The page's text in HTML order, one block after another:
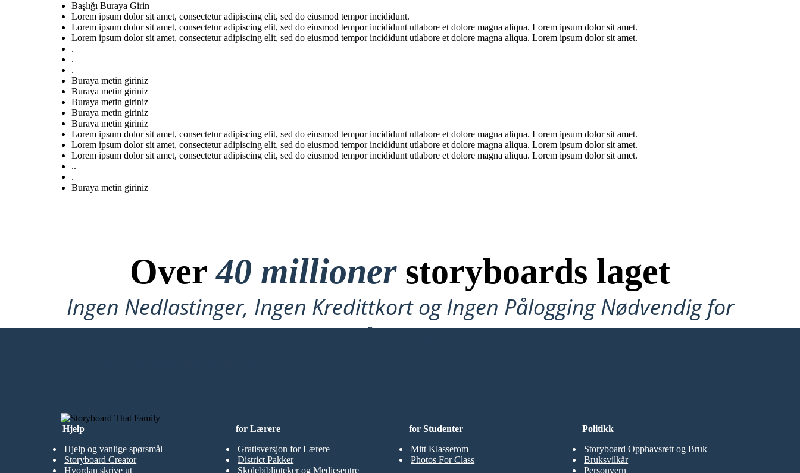
Başlığı Buraya Girin
Lorem ipsum dolor sit amet, consectetur adipiscing elit, sed do eiusmod tempor incididunt.
Lorem ipsum dolor sit amet, consectetur adipiscing elit, sed do eiusmod tempor incididunt utlabore et dolore magna aliqua. Lorem ipsum dolor sit amet.
Lorem ipsum dolor sit amet, consectetur adipiscing elit, sed do eiusmod tempor incididunt utlabore et dolore magna aliqua. Lorem ipsum dolor sit amet.
.
.
.
Buraya metin giriniz
Buraya metin giriniz
Buraya metin giriniz
Buraya metin giriniz
Buraya metin giriniz
Lorem ipsum dolor sit amet, consectetur adipiscing elit, sed do eiusmod tempor incididunt utlabore et dolore magna aliqua. Lorem ipsum dolor sit amet.
Lorem ipsum dolor sit amet, consectetur adipiscing elit, sed do eiusmod tempor incididunt utlabore et dolore magna aliqua. Lorem ipsum dolor sit amet.
Lorem ipsum dolor sit amet, consectetur adipiscing elit, sed do eiusmod tempor incididunt utlabore et dolore magna aliqua. Lorem ipsum dolor sit amet.
..
.
Buraya metin giriniz
Over40 millionerstoryboards laget
Ingen Nedlastinger, Ingen Kredittkort og Ingen Pålogging Nødvendig for
å Prøve!
Hjelp
Hjelp og vanlige spørsmål
Storyboard Creator
Hvordan skrive ut
for Studenter
Mitt Klasserom
Photos For Class
for Lærere
Gratisversjon for Lærere
District Pakker
Skolebiblioteker og Mediesentre
Politikk
Storyboard Opphavsrett og Bruk
Bruksvilkår
Personvern